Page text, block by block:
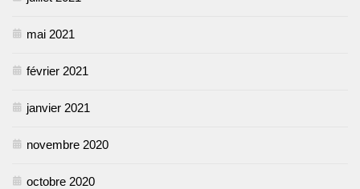
mai 2021
février 2021
janvier 2021
novembre 2020
octobre 2020